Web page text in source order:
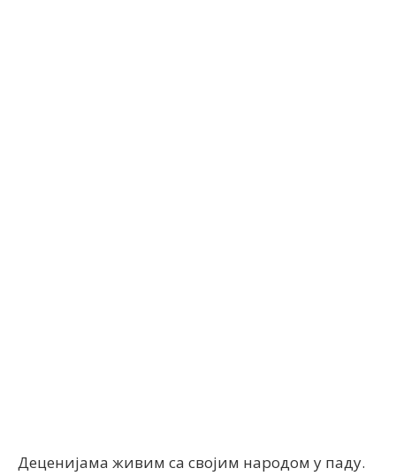
Деценијама живим са својим народом у паду.